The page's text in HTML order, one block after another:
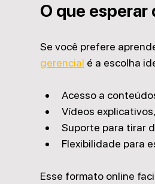
O que
Se você prefere
gerencial é a escolha
Acesso a
Vídeos
Suporte para tirar
Flexibilidade para
Esse formato online